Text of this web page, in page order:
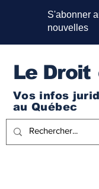
S'abonner
nouvelles
Le Droit
Vos infos
au Québec